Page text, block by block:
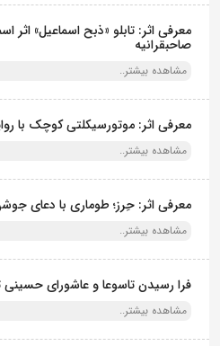
معرفی اثر: تابلو «ذبح اسماعیل» اثر
صاحبقرانیه
مشاهده بیشتر..
معرفی اثر: موتورسیکلتی کوچک با
مشاهده بیشتر..
معرفی اثر: حِرز؛ طوماری با دعای
مشاهده بیشتر..
فرا رسیدن تاسوعا و عاشورای
مشاهده بیشتر..